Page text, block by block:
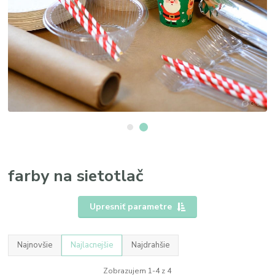
farby na sietotlač
Upresniť parametre
Najnovšie Najlacnejšie Najdrahšie
Zobrazujem 1-4 z 4